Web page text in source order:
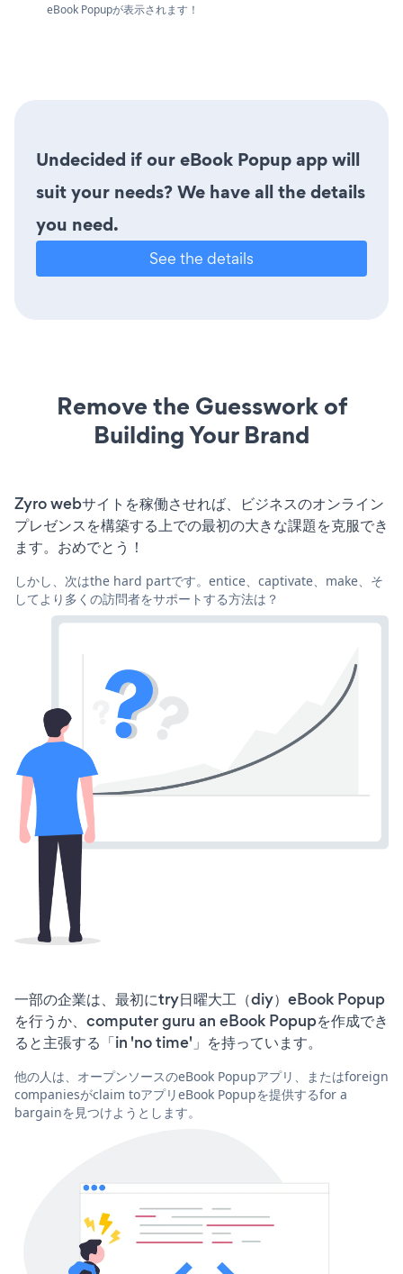
eBook Popupが表示されます！
Undecided if our eBook Popup app will
suit your needs? We have all the details
you need.
See the details
Remove the Guesswork of
Building Your Brand
Zyro webサイトを稼働させれば、ビジネスのオンライン
プレゼンスを構築する上での最初の大きな課題を克服でき
ます。おめでとう！
しかし、次はthe hard partです。entice、captivate、make、そ
してより多くの訪問者をサポートする方法は？
一部の企業は、最初にtry日曜大工（diy）eBook Popup
を行うか、computer guru an eBook Popupを作成でき
ると主張する「in 'no time'」を持っています。
他の人は、オープンソースのeBook Popupアプリ、またはforeign
companiesがclaim toアプリeBook Popupを提供するfor a
bargainを見つけようとします。